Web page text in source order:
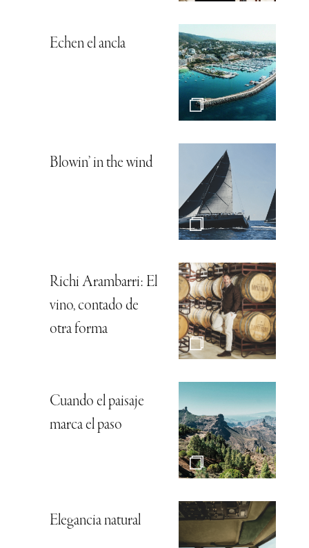
Echen el ancla
Blowin’ in the wind
Richi Arambarri: El
vino, contado de
otra forma
Cuando el paisaje
marca el paso
Elegancia natural